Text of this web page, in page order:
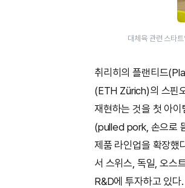
대체육 관련 스타
취리히의 플랜티드
(ETH Zürich)의 스핀
재현하는 것을 첫 아
(pulled pork, 손으로
제품 라인업을 확장했
서 스위스, 독일, 오스
R&D에 투자하고 있다.